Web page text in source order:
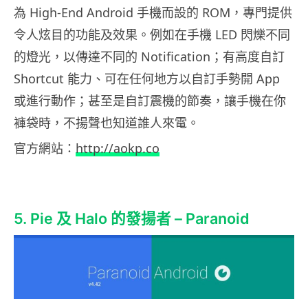
為 High-End Android 手機而設的 ROM，專門提供
令人炫目的功能及效果。例如在手機 LED 閃爍不同
的燈光，以傳達不同的 Notification；有高度自訂
Shortcut 能力、可在任何地方以自訂手勢開 App
或進行動作；甚至是自訂震機的節奏，讓手機在你
褲袋時，不揚聲也知道誰人來電。
官方網站： http://aokp.co
5. Pie 及 Halo 的發揚者 – Paranoid